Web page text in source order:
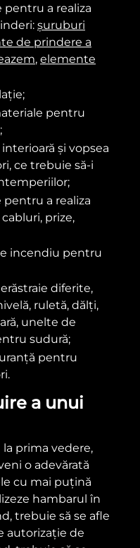
pentru a realiza
șuruburi
de prindere a
, elemente
pentru
și vopsea
ce trebuie să-i
a realiza
prize,
incendiu pentru
diferite,
ruletă, dălți,
unelte de
sudură;
pentru
a unui
prima vedere,
o adevărată
cu mai puțină
hambarul în
trebuie să se afle
autorizație de